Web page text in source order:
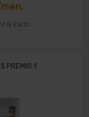
iš karto
PREMIO 1